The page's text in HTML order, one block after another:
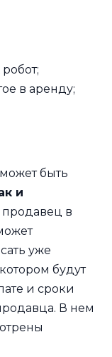
в аренду;
быть
и
продавец в
уже
будут
и сроки
В нем